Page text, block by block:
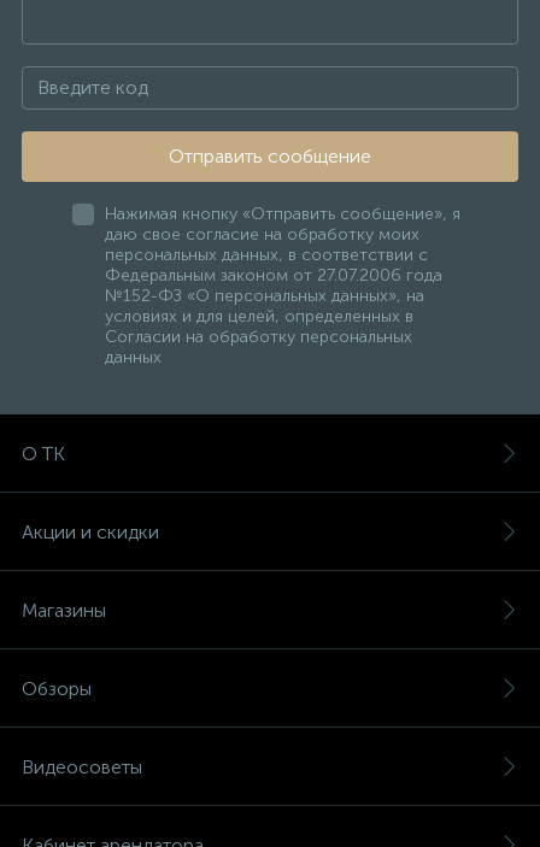
Отправить сообщение
Нажимая кнопку «Отправить сообщение», я
даю свое согласие на обработку моих
персональных данных, в соответствии с
Федеральным законом от 27.07.2006 года
№152-ФЗ «О персональных данных», на
условиях и для целей, определенных в
Согласии на обработку персональных
данных
О ТК
Акции и скидки
Магазины
Обзоры
Видеосоветы